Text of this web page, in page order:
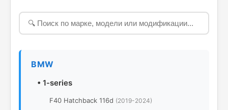
BMW
• 1-series
F40 Hatchback 116d (2019-2024)